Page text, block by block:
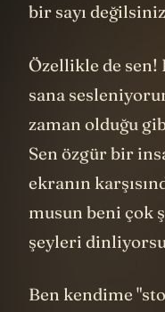
bir sayı
Özellikle de sen!
sana
zaman olduğu
Sen özgür bir
ekranın
musun beni çok
şeyleri
Ben kendime